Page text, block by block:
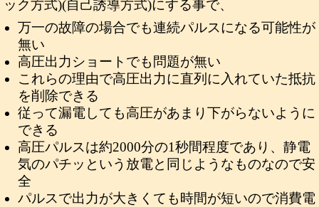
ック方式)(自己誘導方式)にする事で、
万一の故障の場合でも連続パルスになる可能性が
無い
高圧出力ショートでも問題が無い
これらの理由で高圧出力に直列に入れていた抵抗
を削除できる
従って漏電しても高圧があまり下がらないように
できる
高圧パルスは約2000分の1秒間程度であり、静電
気のパチッという放電と同じようなものなので安
全
パルスで出力が大きくても時間が短いので消費電